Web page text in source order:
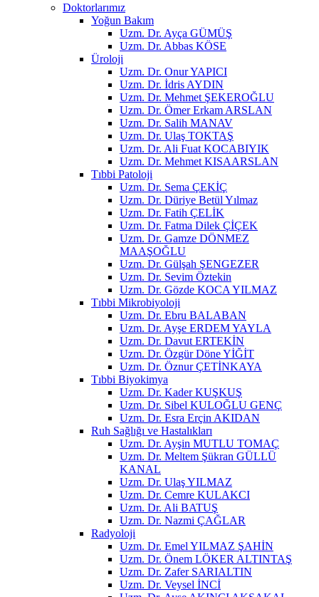
Doktorlarımız
Yoğun Bakım
Uzm. Dr. Ayça GÜMÜŞ
Uzm. Dr. Abbas KÖSE
Üroloji
Uzm. Dr. Onur YAPICI
Uzm. Dr. İdris AYDIN
Uzm. Dr. Mehmet ŞEKEROĞLU
Uzm. Dr. Ömer Erkam ARSLAN
Uzm. Dr. Salih MANAV
Uzm. Dr. Ulaş TOKTAŞ
Uzm. Dr. Ali Fuat KOCABIYIK
Uzm. Dr. Mehmet KISAARSLAN
Tıbbi Patoloji
Uzm. Dr. Sema ÇEKİÇ
Uzm. Dr. Düriye Betül Yılmaz
Uzm. Dr. Fatih ÇELİK
Uzm. Dr. Fatma Dilek ÇİÇEK
Uzm. Dr. Gamze DÖNMEZ
MAAŞOĞLU
Uzm. Dr. Gülşah ŞENGEZER
Uzm. Dr. Sevim Öztekin
Uzm. Dr. Gözde KOCA YILMAZ
Tıbbi Mikrobiyoloji
Uzm. Dr. Ebru BALABAN
Uzm. Dr. Ayşe ERDEM YAYLA
Uzm. Dr. Davut ERTEKİN
Uzm. Dr. Özgür Döne YİĞİT
Uzm. Dr. Öznur ÇETİNKAYA
Tıbbi Biyokimya
Uzm. Dr. Kader KUŞKUŞ
Uzm. Dr. Sibel KULOĞLU GENÇ
Uzm. Dr. Esra Erçin AKIDAN
Ruh Sağlığı ve Hastalıkları
Uzm. Dr. Ayşin MUTLU TOMAÇ
Uzm. Dr. Meltem Şükran GÜLLÜ
KANAL
Uzm. Dr. Ulaş YILMAZ
Uzm. Dr. Cemre KULAKCI
Uzm. Dr. Ali BATUŞ
Uzm. Dr. Nazmi ÇAĞLAR
Radyoloji
Uzm. Dr. Emel YILMAZ ŞAHİN
Uzm. Dr. Önem LÖKER ALTINTAŞ
Uzm. Dr. Zafer SARIALTIN
Uzm. Dr. Veysel İNCİ